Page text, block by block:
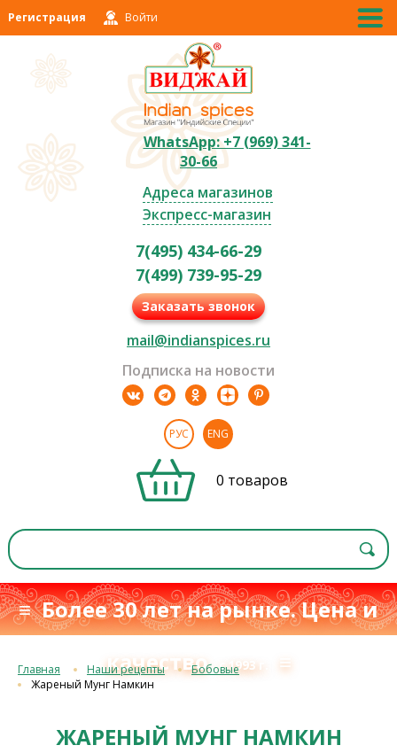
Регистрация Войти
WhatsApp: +7 (969) 341-
30-66
Адреса магазинов
Экспресс-магазин
7(495) 434-66-29
7(499) 739-95-29
Заказать звонок
mail@indianspices.ru
Подписка на новости
РУС ENG
0 товаров
≡ Более 30 лет на рынке. Цена и
качествос 1993 г. ≡
Главная Наши рецепты
Бобовые
Жареный Мунг Намкин
ЖАРЕНЫЙ МУНГ НАМКИН